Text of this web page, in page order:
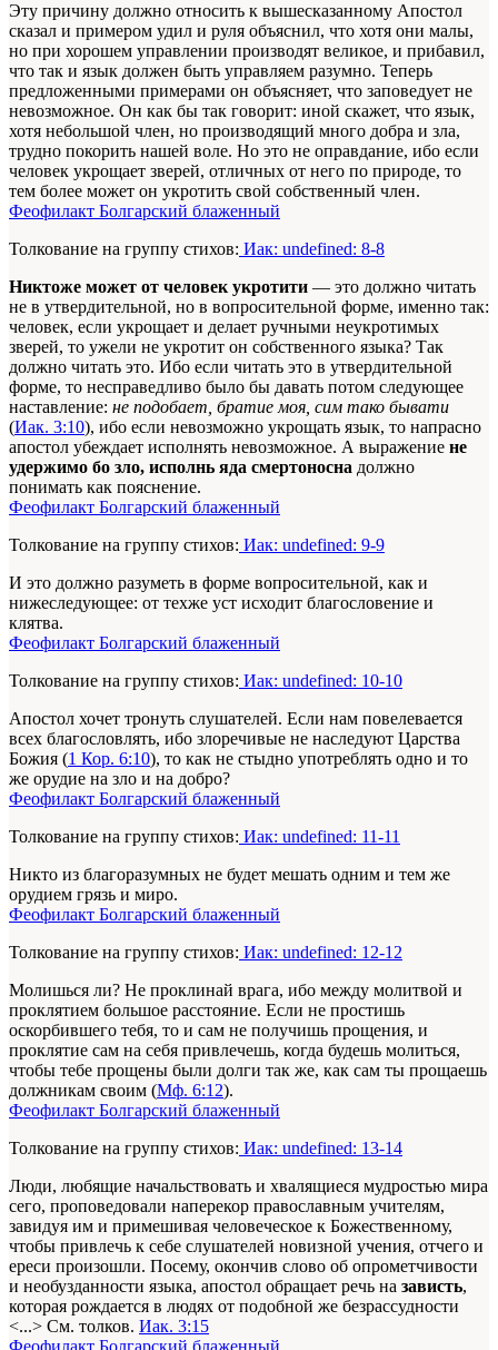
Эту причину должно относить к вышесказанному Апостол
сказал и примером удил и руля объяснил, что хотя они малы,
но при хорошем управлении производят великое, и прибавил,
что так и язык должен быть управляем разумно. Теперь
предложенными примерами он объясняет, что заповедует не
невозможное. Он как бы так говорит: иной скажет, что язык,
хотя небольшой член, но производящий много добра и зла,
трудно покорить нашей воле. Но это не оправдание, ибо если
человек укрощает зверей, отличных от него по природе, то
тем более может он укротить свой собственный член.
Феофилакт Болгарский блаженный
Толкование на группу стихов: Иак: undefined: 8-8
Никтоже может от человек укротити — это должно читать
не в утвердительной, но в вопросительной форме, именно так:
человек, если укрощает и делает ручными неукротимых
зверей, то ужели не укротит он собственного языка? Так
должно читать это. Ибо если читать это в утвердительной
форме, то несправедливо было бы давать потом следующее
наставление: не подобает, братие моя, сим тако бывати
(Иак. 3:10), ибо если невозможно укрощать язык, то напрасно
апостол убеждает исполнять невозможное. А выражение не
удержимо бо зло, исполнь яда смертоносна должно
понимать как пояснение.
Феофилакт Болгарский блаженный
Толкование на группу стихов: Иак: undefined: 9-9
И это должно разуметь в форме вопросительной, как и
нижеследующее: от техже уст исходит благословение и
клятва.
Феофилакт Болгарский блаженный
Толкование на группу стихов: Иак: undefined: 10-10
Апостол хочет тронуть слушателей. Если нам повелевается
всех благословлять, ибо злоречивые не наследуют Царства
Божия (1 Кор. 6:10), то как не стыдно употреблять одно и то
же орудие на зло и на добро?
Феофилакт Болгарский блаженный
Толкование на группу стихов: Иак: undefined: 11-11
Никто из благоразумных не будет мешать одним и тем же
орудием грязь и миро.
Феофилакт Болгарский блаженный
Толкование на группу стихов: Иак: undefined: 12-12
Молишься ли? Не проклинай врага, ибо между молитвой и
проклятием большое расстояние. Если не простишь
оскорбившего тебя, то и сам не получишь прощения, и
проклятие сам на себя привлечешь, когда будешь молиться,
чтобы тебе прощены были долги так же, как сам ты прощаешь
должникам своим (Мф. 6:12).
Феофилакт Болгарский блаженный
Толкование на группу стихов: Иак: undefined: 13-14
Люди, любящие начальствовать и хвалящиеся мудростью мира
сего, проповедовали наперекор православным учителям,
завидуя им и примешивая человеческое к Божественному,
чтобы привлечь к себе слушателей новизной учения, отчего и
ереси произошли. Посему, окончив слово об опрометчивости
и необузданности языка, апостол обращает речь на зависть,
которая рождается в людях от подобной же безрассудности
<...> См. толков. Иак. 3:15